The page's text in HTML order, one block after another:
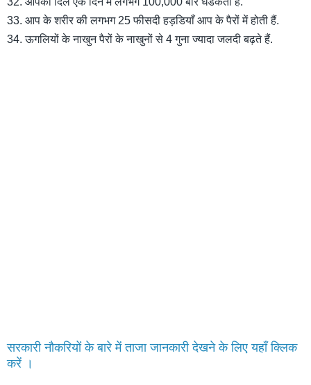
33. आप के शरीर की लगभग 25 फीसदी हड़डियाँ आप के पैरों में होती हैं.
34. ऊगलियों के नाखुन पैरों के नाखुनों से 4 गुना ज्यादा जलदी बढ़ते हैं.
सरकारी नौकरियों के बारे में ताजा जानकारी देखने के लिए यहाँ क्लिक
करें ।